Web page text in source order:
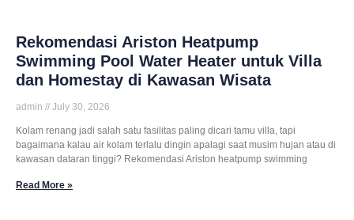
Rekomendasi Ariston Heatpump
Swimming Pool Water Heater untuk Villa
dan Homestay di Kawasan Wisata
admin July 30, 2026
Kolam renang jadi salah satu fasilitas paling dicari tamu villa, tapi
bagaimana kalau air kolam terlalu dingin apalagi saat musim hujan atau di
kawasan dataran tinggi? Rekomendasi Ariston heatpump swimming
Read More »